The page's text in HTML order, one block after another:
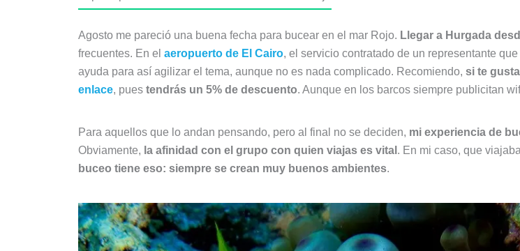
Agosto me pareció una buena fecha para bucear en el mar Rojo. Llegar a Hurgada
frecuentes. En el aeropuerto de El Cairo, el servicio contratado de un representante
ayuda para así agilizar el tema, aunque no es nada complicado. Recomiendo, si te
enlace, pues tendrás un 5% de descuento. Aunque en los barcos siempre publicitan
Para aquellos que lo andan pensando, pero al final no se deciden, mi experiencia de
Obviamente, la afinidad con el grupo con quien viajas es vital . En mi caso, que
buceo tiene eso: siempre se crean muy buenos ambientes.